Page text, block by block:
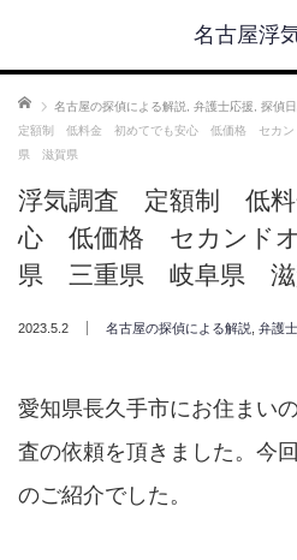
名古屋浮
ホーム 名古屋の探偵による解説 弁護士応援 探偵
定額制 低料金 初めてでも安心 低価格 セカ
県 滋賀県
浮気調査 定額制 低
心 低価格 セカンド
県 三重県 岐阜県 滋
2023.5.2 名古屋の探偵による解説 弁護
愛知県長久手市にお住まい
査の依頼を頂きました。今
のご紹介でした。